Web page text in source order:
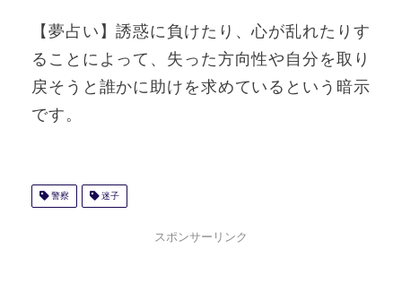
【夢占い】誘惑に負けたり、心が乱れたりす
ることによって、失った方向性や自分を取り
戻そうと誰かに助けを求めているという暗示
です。
警察 迷子
スポンサーリンク